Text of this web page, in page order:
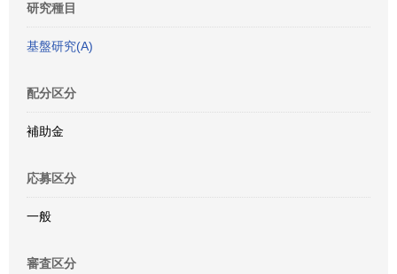
研究種目
基盤研究(A)
配分区分
補助金
応募区分
一般
審査区分